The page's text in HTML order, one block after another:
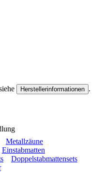
Herstellerinformationen .
Metallzäune
Einstabmatten
Doppelstabmattensets